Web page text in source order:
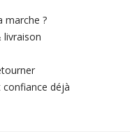
marche ?
livraison
déjà